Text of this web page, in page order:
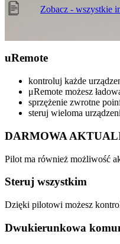
Zobacz - wszystkie
uRemote
kontroluj każde
μRemote możesz
sprzężenie zwrotne
steruj wieloma
DARMOWA
Pilot ma również możliwość
Steruj wszystkim
Dzięki pilotowi możesz
Dwukierunkowa